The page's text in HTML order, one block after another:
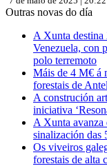
Outras novas do día
A Xunta destina
Venezuela, con
polo terremoto
Máis de 4 M€ á
forestais de
A construción
iniciativa
A Xunta avanza
sinalización das
Os viveiros
forestais de alta